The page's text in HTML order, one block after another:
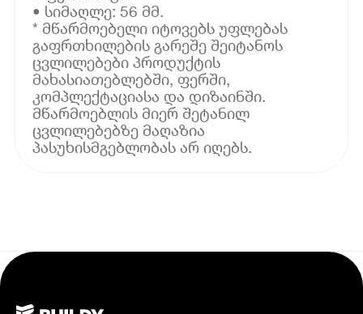
• სიმაღლე: 56 მმ.
* მწარმოებელი იტოვებს უფლებას
გაფრთხილების გარეშე შეიტანოს
ცვლილებები პროდუქტის
მახასიათებლებში, ფერში,
კომპლექტაციასა და დიზაინში.
მწარმოებლის მიერ შეტანილ
ცვლილებებზე მაღაზია
პასუხისმგებლობას არ იღებს.